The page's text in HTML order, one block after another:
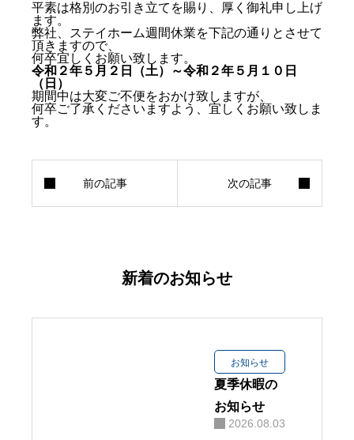
会社案内
採用情報
お問い合わせ
平素は格別のお引き立てを賜り、厚く御礼申し上げ
ます。
弊社、ステイホーム週間休業を下記の通りとさせて
頂きますので、
何卒宜しくお願い致します。
令和２年５月２日（土）～令和２年５月１０日
（日）
期間中は大変ご不便をおかけ致しますが、
何卒ご了承くださいますよう、宜しくお願い致しま
す。
新着のお知らせ
お知らせ
夏季休暇の
お知らせ
2026.08.03